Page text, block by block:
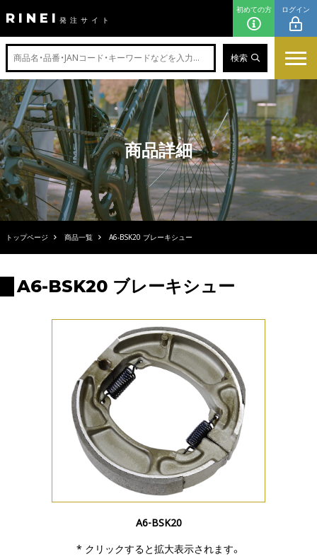
RINEI 発注サイト
初めての方 ログイン
検索
商品詳細
トップページ 商品一覧 A6-BSK20 ブレーキシュー
A6-BSK20 ブレーキシュー
A6-BSK20
* クリックすると拡大表示されます。